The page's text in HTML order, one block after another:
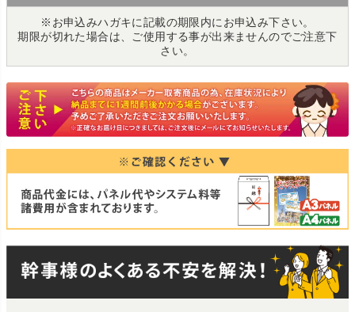
※お申込みハガキに記載の期限内にお申込み下さい。
期限が切れた場合は、ご使用する事が出来ませんのでご注意下
さい。